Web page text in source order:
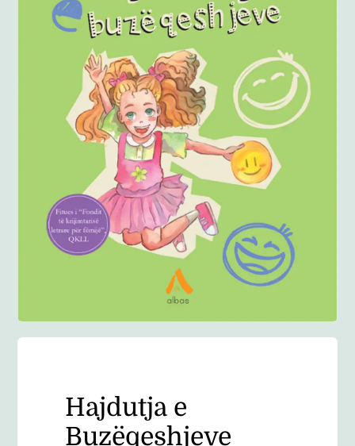
Anglisht
Ditarë
Evente
Blog
Hajdutja e
Buzëqeshjeve